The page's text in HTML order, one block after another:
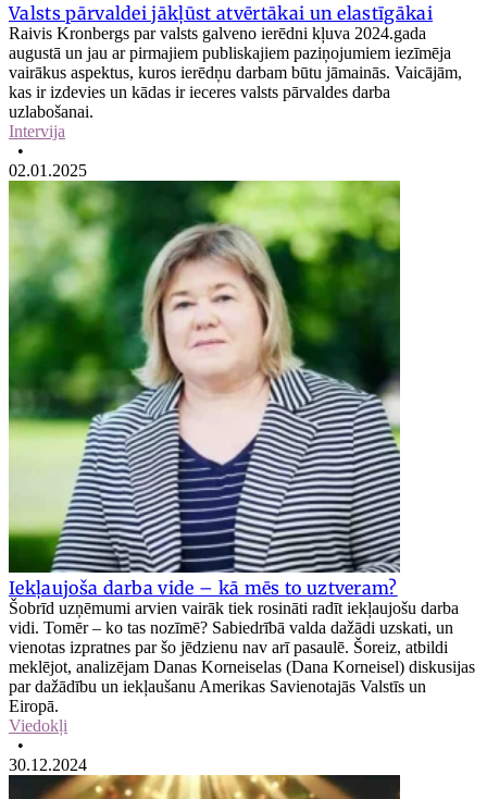
Valsts pārvaldei jākļūst atvērtākai un elastīgākai
Raivis Kronbergs par valsts galveno ierēdni kļuva 2024.gada
augustā un jau ar pirmajiem publiskajiem paziņojumiem iezīmēja
vairākus aspektus, kuros ierēdņu darbam būtu jāmainās. Vaicājām,
kas ir izdevies un kādas ir ieceres valsts pārvaldes darba
uzlabošanai.
Intervija
•
02.01.2025
Iekļaujoša darba vide – kā mēs to uztveram?
Šobrīd uzņēmumi arvien vairāk tiek rosināti radīt iekļaujošu darba
vidi. Tomēr – ko tas nozīmē? Sabiedrībā valda dažādi uzskati, un
vienotas izpratnes par šo jēdzienu nav arī pasaulē. Šoreiz, atbildi
meklējot, analizējam Danas Korneiselas (Dana Korneisel) diskusijas
par dažādību un iekļaušanu Amerikas Savienotajās Valstīs un
Eiropā.
Viedokļi
•
30.12.2024